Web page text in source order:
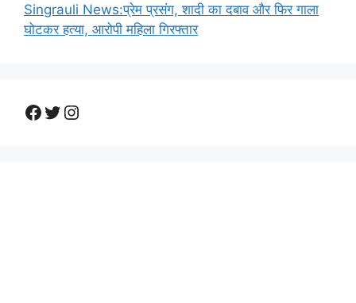
Singrauli News:प्रेम प्रसंग, शादी का दबाव और फिर गाला
घोटकर हत्या, आरोपी महिला गिरफ्तार
Facebook
Twitter
Instagram